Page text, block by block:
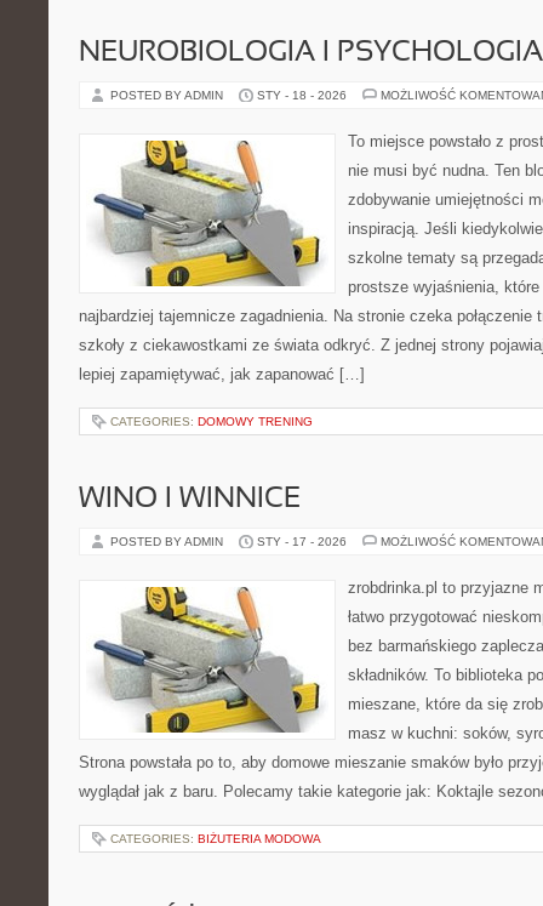
NEUROBIOLOGIA I PSYCHOLOGIA
POSTED BY ADMIN STY - 18 - 2026 MOŻLIWOŚĆ
To miejsce powstało z
nie musi być nudna. Ten
zdobywanie umiejętności
inspiracją. Jeśli
szkolne tematy są
prostsze wyjaśnienia, które
najbardziej tajemnicze zagadnienia. Na stronie czeka połączenie
szkoły z ciekawostkami ze świata odkryć. Z jednej strony
lepiej zapamiętywać, jak zapanować […]
CATEGORIES: DOMOWY TRENING
WINO I WINNICE
POSTED BY ADMIN STY - 17 - 2026 MOŻLIWOŚĆ
zrobdrinka.pl to przyjazne
łatwo przygotować
bez barmańskiego
składników. To biblioteka
mieszane, które da się
masz w kuchni: soków,
Strona powstała po to, aby domowe mieszanie smaków było
wyglądał jak z baru. Polecamy takie kategorie jak: Koktajle
CATEGORIES: BIŻUTERIA MODOWA